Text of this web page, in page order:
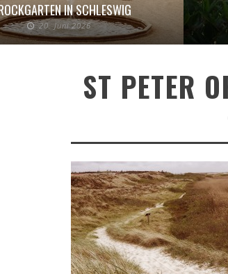
IN SCHLESWIG
20. Juni 2026
ST PETER